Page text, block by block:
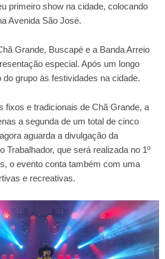
primeiro show na cidade, colocando
Avenida São José.
Grande, Buscapé e a Banda Arreio
especial. Após um longo
grupo às festividades na cidade.
fixos e tradicionais de Chã Grande, a
a segunda de um total de cinco
aguarda a divulgação da
Trabalhador, que será realizada no 1º
o evento conta também com uma
e recreativas.